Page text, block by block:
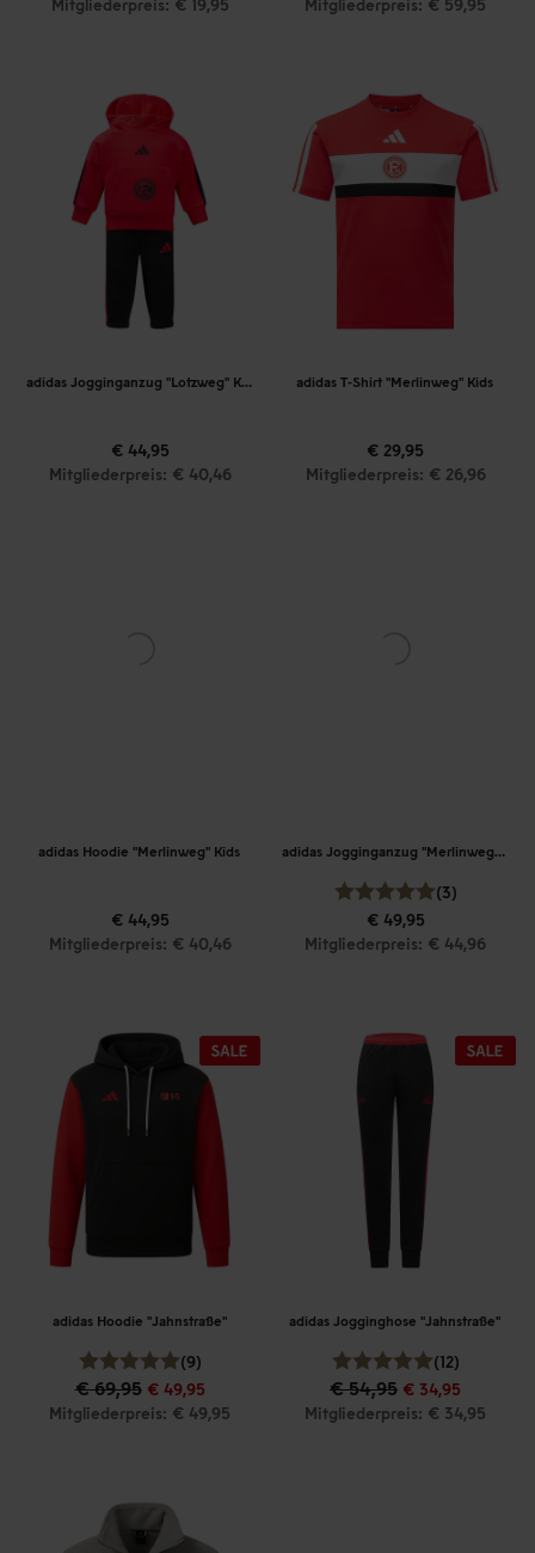
Mitgliederpreis: € 19,95
Mitgliederpreis: € 59,95
adidas Jogginganzug "Lotzweg" Kids
€ 44,95
Mitgliederpreis: € 40,46
adidas T-Shirt "Merlinweg" Kids
€ 29,95
Mitgliederpreis: € 26,96
adidas Hoodie "Merlinweg" Kids
€ 44,95
Mitgliederpreis: € 40,46
adidas Jogginganzug "Merlinweg" Kids
(3)
€ 49,95
Mitgliederpreis: € 44,96
adidas Hoodie "Jahnstraße"
(9)
€ 69,95 € 49,95
Mitgliederpreis: € 49,95
adidas Jogginghose "Jahnstraße"
(12)
€ 54,95 € 34,95
Mitgliederpreis: € 34,95